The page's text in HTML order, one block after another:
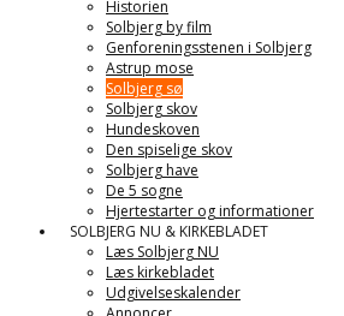
Historien
Solbjerg by film
Genforeningsstenen i Solbjerg
Astrup mose
Solbjerg sø
Solbjerg skov
Hundeskoven
Den spiselige skov
Solbjerg have
De 5 sogne
Hjertestarter og informationer
SOLBJERG NU & KIRKEBLADET
Læs Solbjerg NU
Læs kirkebladet
Udgivelseskalender